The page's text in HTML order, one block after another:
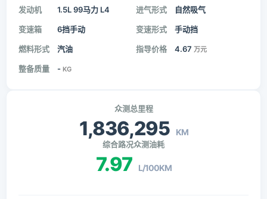
发动机 1.5L 99马力 L4 进气形式 自然吸气
变速箱 6挡手动 变速形式 手动挡
燃料形式 汽油 指导价格 4.67 万元
整备质量 - KG
众测总里程
1,836,295 KM
综合路况众测油耗
7.97 L/100KM